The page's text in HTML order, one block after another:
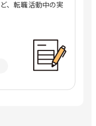
、転職活動中の実